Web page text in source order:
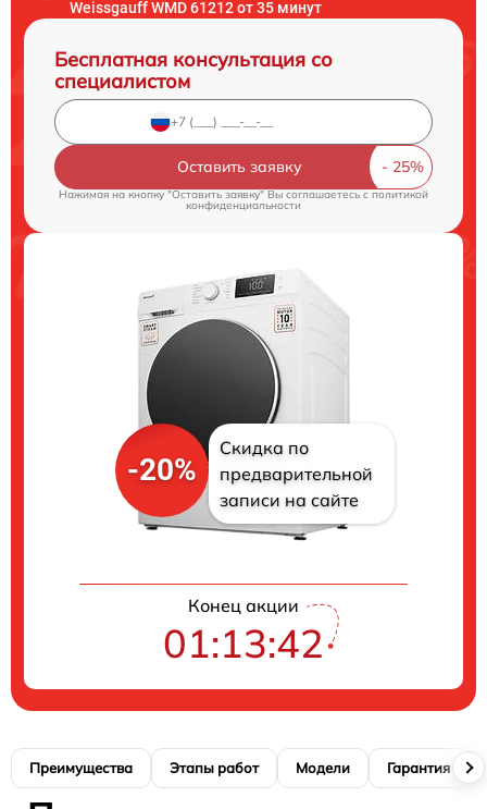
Weissgauff WMD 61212 от 35 минут
Бесплатная консультация со
специалистом
Оставить заявку
Нажимая на кнопку "Оставить заявку" Вы соглашаетесь cполитикой
конфиденциальности
-20%
Скидка по
предварительной
записи на сайте
Конец акции
01:13:42
Преимущества Этапы работ Модели Гарантия